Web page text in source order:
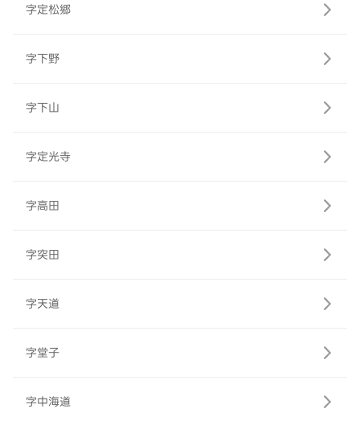
字定松郷
字下野
字下山
字定光寺
字高田
字突田
字天道
字堂子
字中海道